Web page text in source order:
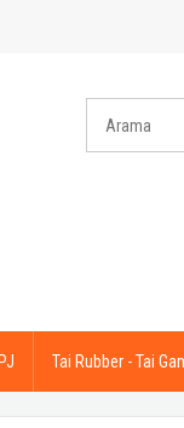
Tai Rubber - Tai